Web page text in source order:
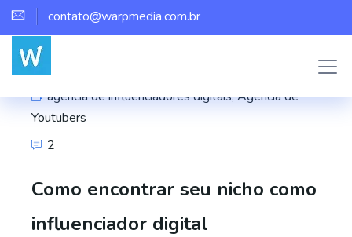
contato@warpmedia.com.br
agência de influenciadores digitais,Agência de
Youtubers
2
Como encontrar seu nicho como
influenciador digital